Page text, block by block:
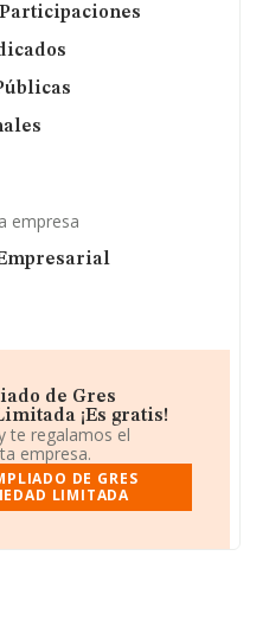
empresa
de Gres
¡Es gratis!
te regalamos el
empresa.
DE GRES
LIMITADA